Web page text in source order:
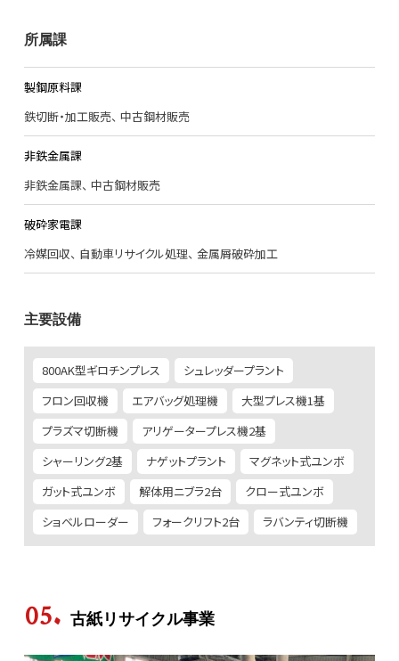
所属課
製鋼原料課
鉄切断・加工販売 中古鋼材販売
非鉄金属課
非鉄金属課 中古鋼材販売
破砕家電課
冷媒回収
自動車リサイクル処理 金属屑破砕加工
主要設備
800AK型ギロチンプレス
シュレッダープラント
フロン回収機
エアバッグ処理機
大型プレス機1基
プラズマ切断機
アリゲータープレス機2基
シャーリング2基
ナゲットプラント
マグネット式ユンボ
ガット式ユンボ
解体用ニブラ2台
クロー式ユンボ
ショベルローダー
フォークリフト2台 ラバンティ切断機
古紙リサイクル事業